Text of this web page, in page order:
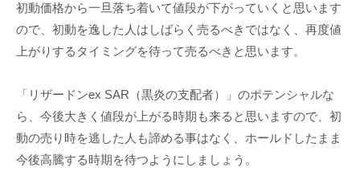
初動価格から一旦落ち着いて値段が下がっていくと思います
ので、初動を逸した人はしばらく売るべきではなく、再度値
上がりするタイミングを待って売るべきと思います。
「リザードンex SAR（黒炎の支配者）」のポテンシャルな
ら、今後大きく値段が上がる時期も来ると思いますので、初
動の売り時を逃した人も諦める事はなく、ホールドしたまま
今後高騰する時期を待つようにしましょう。